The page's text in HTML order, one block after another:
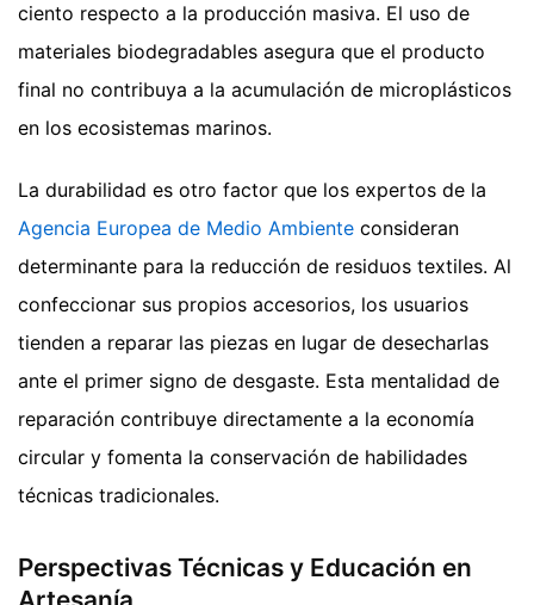
ciento respecto a la producción masiva. El uso de
materiales biodegradables asegura que el producto
final no contribuya a la acumulación de microplásticos
en los ecosistemas marinos.
La durabilidad es otro factor que los expertos de la
Agencia Europea de Medio Ambiente consideran
determinante para la reducción de residuos textiles. Al
confeccionar sus propios accesorios, los usuarios
tienden a reparar las piezas en lugar de desecharlas
ante el primer signo de desgaste. Esta mentalidad de
reparación contribuye directamente a la economía
circular y fomenta la conservación de habilidades
técnicas tradicionales.
Perspectivas Técnicas y Educación en